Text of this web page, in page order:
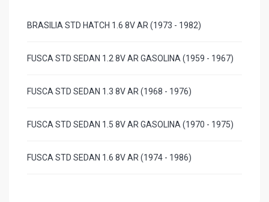
BRASILIA STD HATCH 1.6 8V AR (1973 - 1982)
FUSCA STD SEDAN 1.2 8V AR GASOLINA (1959 - 1967)
FUSCA STD SEDAN 1.3 8V AR (1968 - 1976)
FUSCA STD SEDAN 1.5 8V AR GASOLINA (1970 - 1975)
FUSCA STD SEDAN 1.6 8V AR (1974 - 1986)